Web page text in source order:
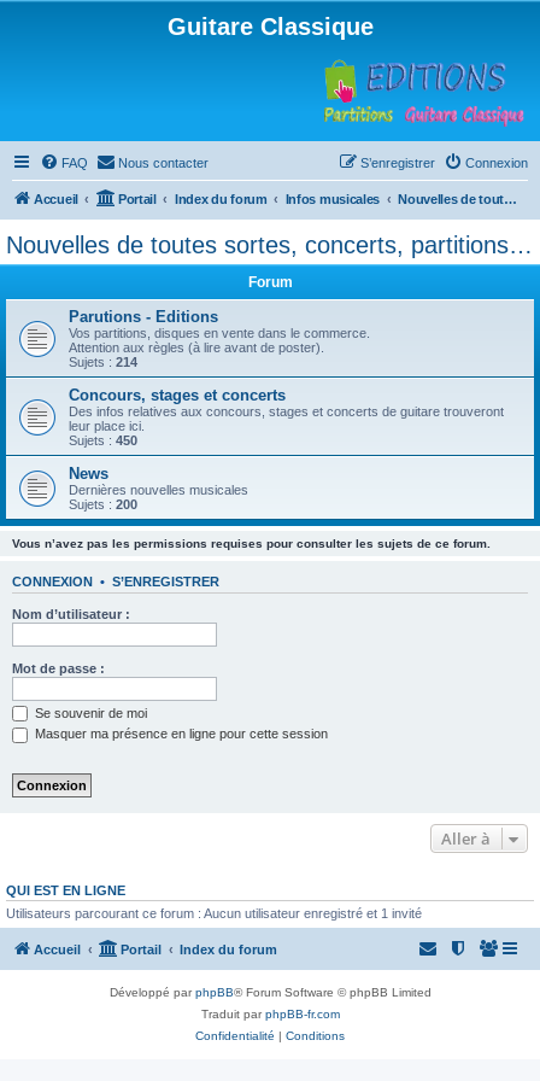
Guitare Classique
FAQ Nous contacter Connexion
S’enregistrer
Accueil Portail Index du forum Infos musicales Nouvelles de toutes sortes, concerts, partitions…
Nouvelles de toutes sortes, concerts, partitions…
Forum
Parutions - Editions
Vos partitions, disques en vente dans le commerce.
Attention aux règles (à lire avant de poster).
Sujets : 214
Concours, stages et concerts
Des infos relatives aux concours, stages et concerts de guitare trouveront
leur place ici.
Sujets : 450
News
Dernières nouvelles musicales
Sujets : 200
Vous n’avez pas les permissions requises pour consulter les sujets de ce forum.
CONNEXION • S’ENREGISTRER
Nom d’utilisateur :
Mot de passe :
Se souvenir de moi
Masquer ma présence en ligne pour cette session
Aller à
QUI EST EN LIGNE
Utilisateurs parcourant ce forum : Aucun utilisateur enregistré et 1 invité
Accueil Portail Index du forum
Développé parphpBB® Forum Software © phpBB Limited
Traduit parphpBB-fr.com
Confidentialité | Conditions